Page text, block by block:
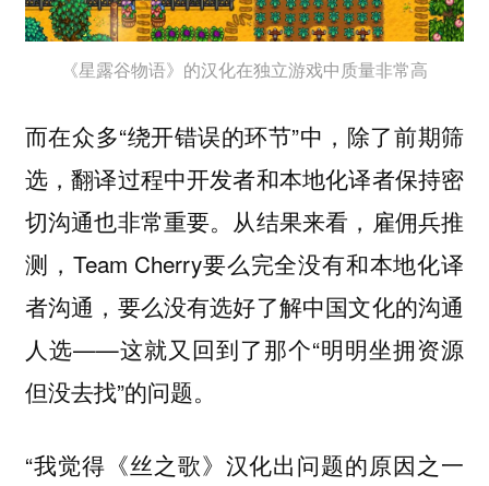
《星露谷物语》的汉化在独立游戏中质量非常高
而在众多“绕开错误的环节”中，除了前期筛
选，翻译过程中开发者和本地化译者保持密
切沟通也非常重要。从结果来看，雇佣兵推
测，Team Cherry要么完全没有和本地化译
者沟通，要么没有选好了解中国文化的沟通
人选——这就又回到了那个“明明坐拥资源
但没去找”的问题。
“我觉得《丝之歌》汉化出问题的原因之一